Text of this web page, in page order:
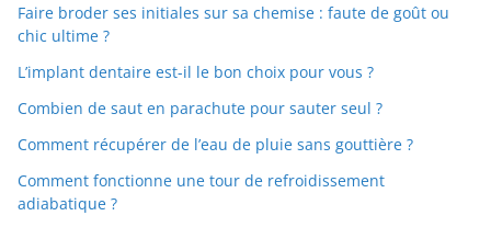
Faire broder ses initiales sur sa chemise : faute de goût ou
chic ultime ?
L’implant dentaire est-il le bon choix pour vous ?
Combien de saut en parachute pour sauter seul ?
Comment récupérer de l’eau de pluie sans gouttière ?
Comment fonctionne une tour de refroidissement
adiabatique ?